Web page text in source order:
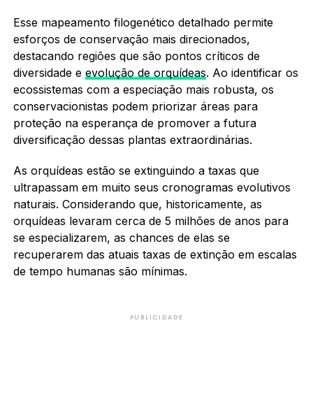
Esse mapeamento filogenético detalhado permite
esforços de conservação mais direcionados,
destacando regiões que são pontos críticos de
diversidade e evolução de orquídeas. Ao identificar os
ecossistemas com a especiação mais robusta, os
conservacionistas podem priorizar áreas para
proteção na esperança de promover a futura
diversificação dessas plantas extraordinárias.
As orquídeas estão se extinguindo a taxas que
ultrapassam em muito seus cronogramas evolutivos
naturais. Considerando que, historicamente, as
orquídeas levaram cerca de 5 milhões de anos para
se especializarem, as chances de elas se
recuperarem das atuais taxas de extinção em escalas
de tempo humanas são mínimas.
PUBLICIDADE